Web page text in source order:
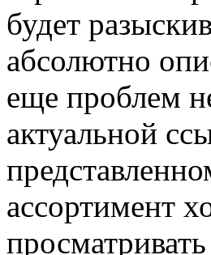
будет
абсолютно
еще проблем
актуальной
ассортимент